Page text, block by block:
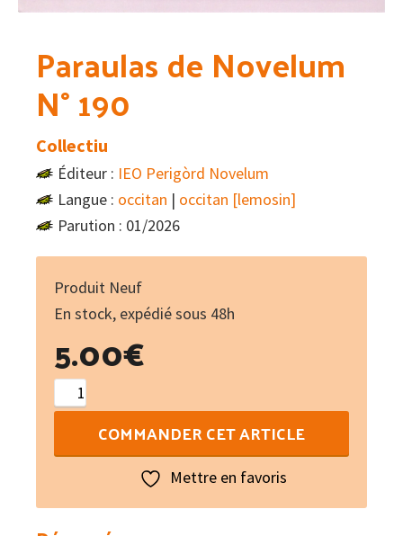
Paraulas de Novelum
N° 190
Collectiu
Éditeur : IEO Perigòrd Novelum
Langue : occitan | occitan [lemosin]
Parution : 01/2026
Produit Neuf
En stock, expédié sous 48h
5.00€
quantité
de
ParaulasCOMMANDER CET ARTICLE
Mettre en favoris